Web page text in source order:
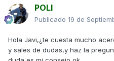
POLI
Publicado 19 de
Hola Javi,¿te cuesta mucho
y sales de dudas,y haz la